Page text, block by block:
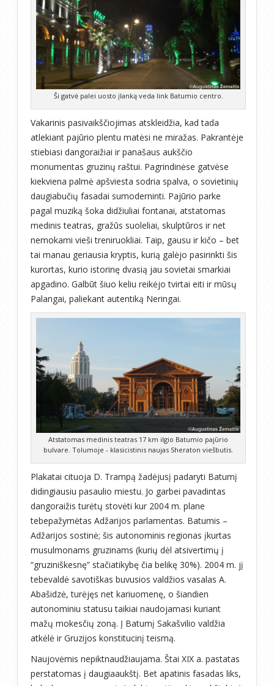
Ši gatvė palei uosto įlanką veda link Batumio centro.
Vakarinis pasivaikščiojimas atskleidžia, kad tada
atlekiant pajūrio plentu matėsi ne miražas. Pakrantėje
stiebiasi dangoraižiai ir panašaus aukščio
monumentas gruzinų raštui. Pagrindinėse gatvėse
kiekviena palmė apšviesta sodria spalva, o sovietinių
daugiabučių fasadai sumoderninti. Pajūrio parke
pagal muziką šoka didžiuliai fontanai, atstatomas
medinis teatras, gražūs suoleliai, skulptūros ir net
nemokami vieši treniruokliai. Taip, gausu ir kičo – bet
tai manau geriausia kryptis, kurią galėjo pasirinkti šis
kurortas, kurio istorinę dvasią jau sovietai smarkiai
apgadino. Galbūt šiuo keliu reikėjo tvirtai eiti ir mūsų
Palangai, paliekant autentiką Neringai.
Atstatomas medinis teatras 17 km ilgio Batumio pajūrio
bulvare. Tolumoje - klasicistinis naujas Sheraton viešbutis.
Plakatai cituoja D. Trampą žadėjusį padaryti Batumį
didingiausiu pasaulio miestu. Jo garbei pavadintas
dangoraižis turėtų stovėti kur 2004 m. plane
tebepažymėtas Adžarijos parlamentas. Batumis –
Adžarijos sostinė; šis autonominis regionas įkurtas
musulmonams gruzinams (kurių dėl atsivertimų į
“gruziniškesnę” stačiatikybę čia belikę 30%). 2004 m. jį
tebevaldė savotiškas buvusios valdžios vasalas A.
Abašidzė, turėjęs net kariuomenę, o šiandien
autonominiu statusu taikiai naudojamasi kuriant
mažų mokesčių zoną. Į Batumį Sakašvilio valdžia
atkėlė ir Gruzijos konstitucinį teismą.
Naujovėmis nepiktnaudžiaujama. Štai XIX a. pastatas
perstatomas į daugiaaukštį. Bet apatinis fasadas liks,